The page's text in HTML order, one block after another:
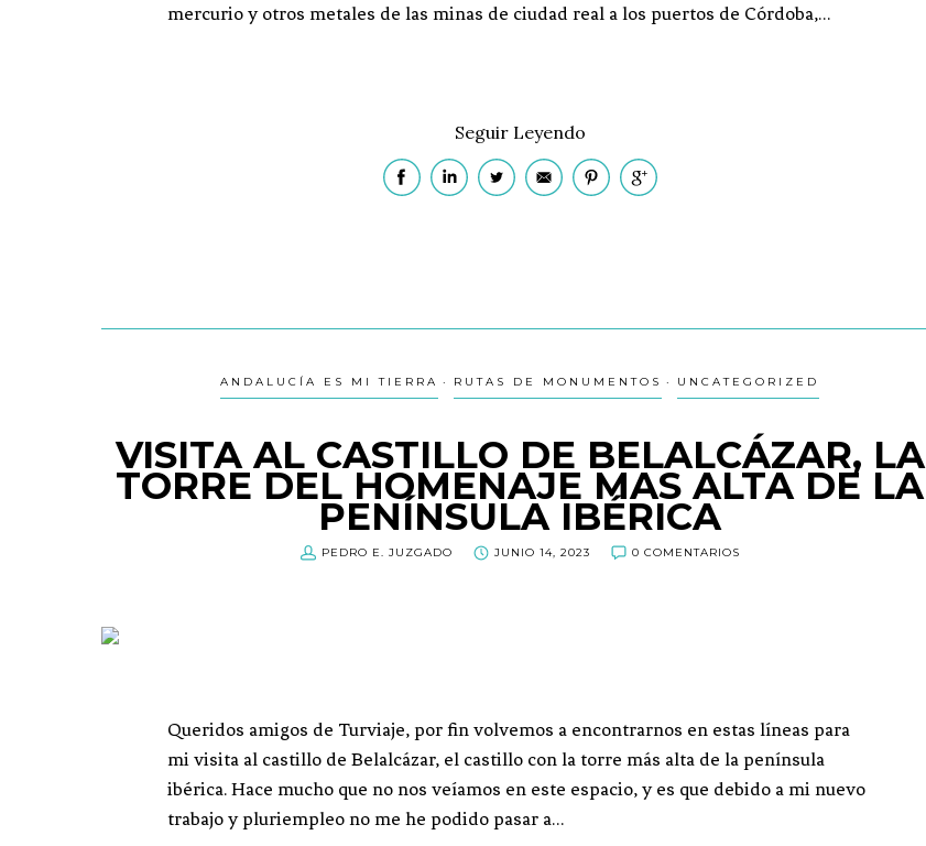
mercurio y otros metales de las minas de ciudad real a los puertos de Córdoba,…
Seguir Leyendo
ANDALUCÍA ES MI TIERRA RUTAS DE MONUMENTOS UNCATEGORIZED
VISITA AL CASTILLO DE BELALCÁZAR, LA
TORRE DEL HOMENAJE MAS ALTA DE LA
PENÍNSULA IBÉRICA
PEDRO E. JUZGADO JUNIO 14, 2023 0 COMENTARIOS
Queridos amigos de Turviaje, por fin volvemos a encontrarnos en estas líneas para
mi visita al castillo de Belalcázar, el castillo con la torre más alta de la península
ibérica. Hace mucho que no nos veíamos en este espacio, y es que debido a mi nuevo
trabajo y pluriempleo no me he podido pasar a…